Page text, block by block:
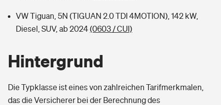
VW Tiguan, 5N (TIGUAN 2.0 TDI 4MOTION), 142 kW,
Diesel, SUV, ab 2024(0603 / CUI)
Hintergrund
Die Typklasse ist eines von zahlreichen Tarifmerkmalen,
das die Versicherer bei der Berechnung des